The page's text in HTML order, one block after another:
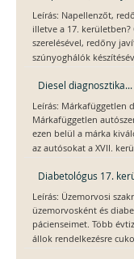
Leírás: Napellenzőt,
illetve a 17.
szerelésével, redőny
szúnyoghálók
Diesel diagnosztika...
Leírás: Márkafüggetlen
Márkafüggetlen
ezen belül a márka
az autósokat a XVII.
Diabetológus 17.
Leírás: Üzemorvosi
üzemorvosként és
pácienseimet. Több
állok rendelkezésre